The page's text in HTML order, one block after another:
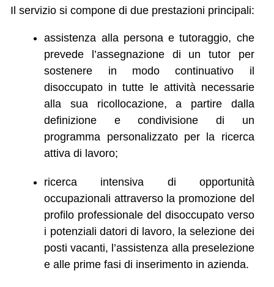
Il servizio si compone di due prestazioni principali:
assistenza alla persona e tutoraggio, che
prevede l’assegnazione di un tutor per
sostenere in modo continuativo il
disoccupato in tutte le attività necessarie
alla sua ricollocazione, a partire dalla
definizione e condivisione di un
programma personalizzato per la ricerca
attiva di lavoro;
ricerca intensiva di opportunità
occupazionali attraverso la promozione del
profilo professionale del disoccupato verso
i potenziali datori di lavoro, la selezione dei
posti vacanti, l’assistenza alla preselezione
e alle prime fasi di inserimento in azienda.